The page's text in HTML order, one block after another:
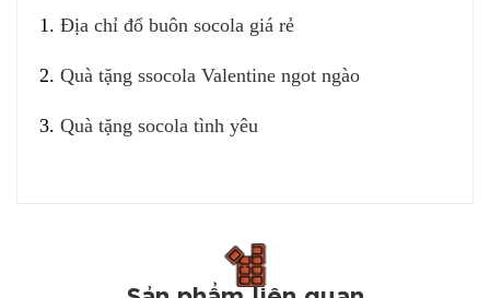
1. Địa chỉ đổ buôn socola giá rẻ
2. Quà tặng ssocola Valentine ngot ngào
3. Quà tặng socola tình yêu